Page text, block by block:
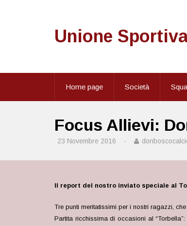
Unione
Home page Società
Focus Allievi:
23 Novembre 2016 ·
Il report del nostro inviato speciale al
Tre punti meritatissimi per i nostri ragazzi,
Partita ricchissima di occasioni al